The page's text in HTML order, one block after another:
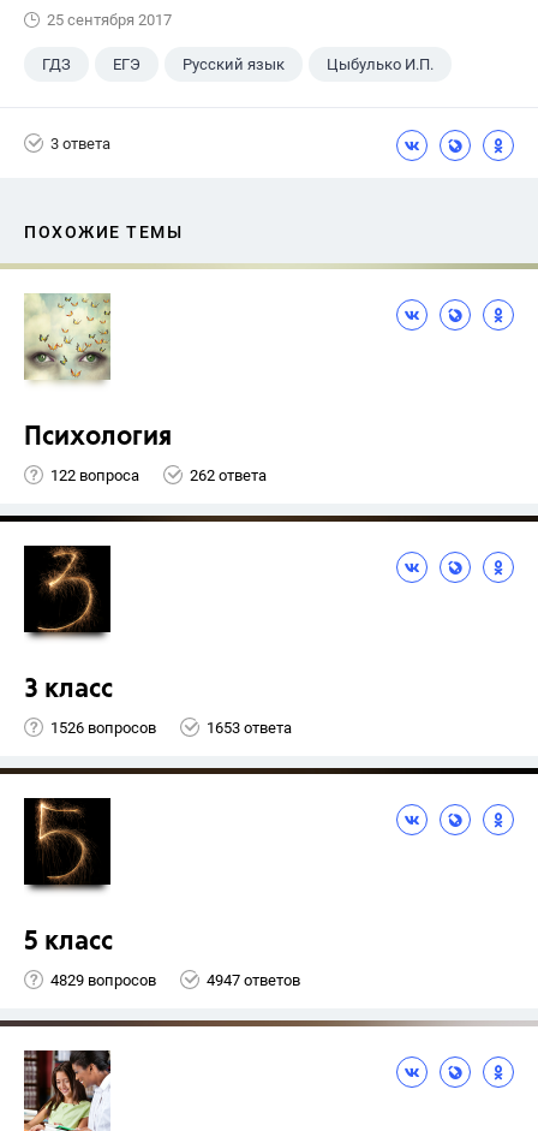
25 сентября 2017
ГДЗ ЕГЭ Русский язык Цыбулько И.П.
3 ответа
ПОХОЖИЕ ТЕМЫ
Психология
122 вопроса 262 ответа
3 класс
1526 вопросов 1653 ответа
5 класс
4829 вопросов 4947 ответов